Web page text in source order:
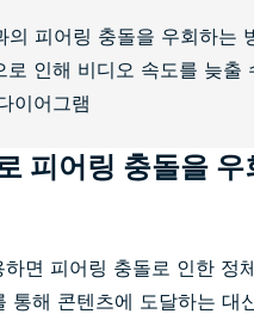
피어링 충돌을 우
면 피어링 충돌로 인한 정
통해 콘텐츠에 도달하는 대